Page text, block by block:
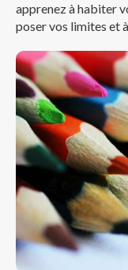
apprenez à habiter
poser vos limites et